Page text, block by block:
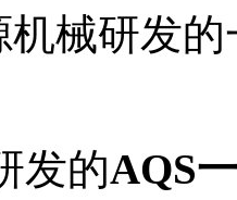
机械研发
发的AQS